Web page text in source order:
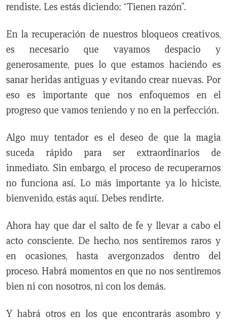
rendiste. Les estás diciendo: “Tienen razón”.
En la recuperación de nuestros bloqueos creativos,
es necesario que vayamos despacio y
generosamente, pues lo que estamos haciendo es
sanar heridas antiguas y evitando crear nuevas. Por
eso es importante que nos enfoquemos en el
progreso que vamos teniendo y no en la perfección.
Algo muy tentador es el deseo de que la magia
suceda rápido para ser extraordinarios de
inmediato. Sin embargo, el proceso de recuperarnos
no funciona así. Lo más importante ya lo hiciste,
bienvenido, estás aquí. Debes rendirte.
Ahora hay que dar el salto de fe y llevar a cabo el
acto consciente. De hecho, nos sentiremos raros y
en ocasiones, hasta avergonzados dentro del
proceso. Habrá momentos en que no nos sentiremos
bien ni con nosotros, ni con los demás.
Y habrá otros en los que encontrarás asombro y